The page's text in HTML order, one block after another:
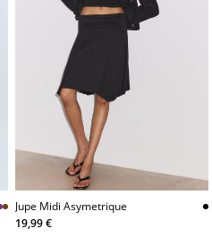
Jupe Midi Asymetrique
19,99 €